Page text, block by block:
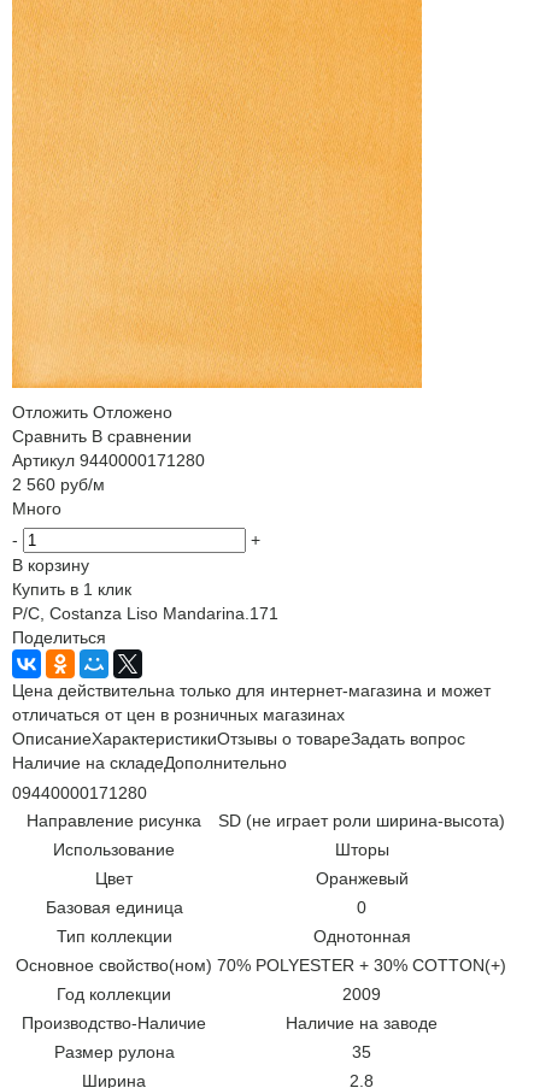
Отложить Отложено
Сравнить В сравнении
Артикул 9440000171280
2 560 руб/м
Много
-
+
В корзину
Купить в 1 клик
P/C, Costanza Liso Mandarina.171
Поделиться
Цена действительна только для интернет-магазина и может
отличаться от цен в розничных магазинах
ОписаниеХарактеристикиОтзывы о товареЗадать вопрос
Наличие на складеДополнительно
09440000171280
Направление рисунка
SD (не играет роли ширина-высота)
Использование
Шторы
Цвет
Оранжевый
Базовая единица
0
Тип коллекции
Однотонная
Основное свойство(ном) 70% POLYESTER + 30% COTTON(+)
Год коллекции
2009
Производство-Наличие
Наличие на заводе
Размер рулона
35
Ширина
2.8